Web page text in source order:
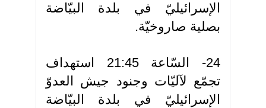
الإسرائيليّ في بلدة البيّاضة
بصلية صاروخيّة.
24- السّاعة 21:45 استهداف
تجمّع لآليّات وجنود جيش العدوّ
الإسرائيليّ في بلدة البيّاضة